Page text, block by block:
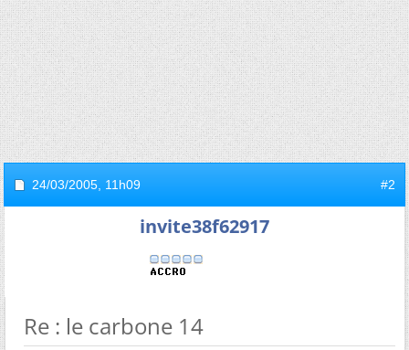
24/03/2005, 11h09 #2
invite38f62917
Re : le carbone 14